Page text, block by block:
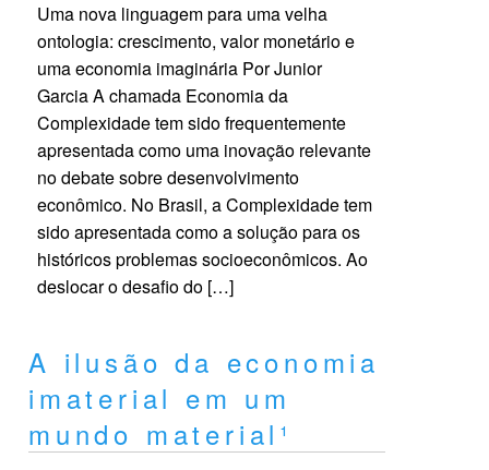
Uma nova linguagem para uma velha
ontologia: crescimento, valor monetário e
uma economia imaginária Por Junior
Garcia A chamada Economia da
Complexidade tem sido frequentemente
apresentada como uma inovação relevante
no debate sobre desenvolvimento
econômico. No Brasil, a Complexidade tem
sido apresentada como a solução para os
históricos problemas socioeconômicos. Ao
deslocar o desafio do […]
A ilusão da economia
imaterial em um
mundo material¹